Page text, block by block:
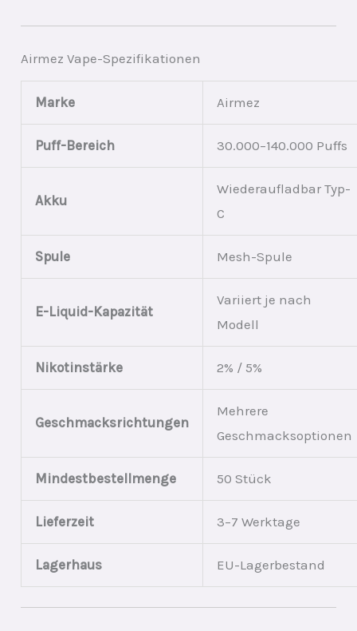
Airmez Vape-Spezifikationen
Marke Airmez
Puff-Bereich 30.000–140.000 Puffs
Akku
Wiederaufladbar Typ-
C
Spule Mesh-Spule
E-Liquid-Kapazität
Variiert je nach
Modell
Nikotinstärke 2% / 5%
Geschmacksrichtungen
Mehrere
Geschmacksoptionen
Mindestbestellmenge 50 Stück
Lieferzeit 3–7 Werktage
Lagerhaus EU-Lagerbestand